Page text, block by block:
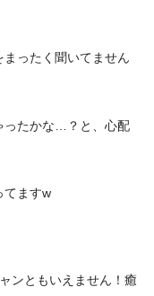
ったく聞いてません
ったかな…？と、心配
てますw
ンともいえません！癒